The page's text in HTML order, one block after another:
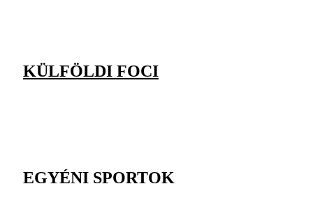
KÜLFÖLDI FOCI
EGYÉNI SPORTOK